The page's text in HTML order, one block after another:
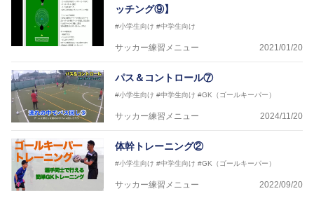
ッチング⑨】
#小学生向け #中学生向け
サッカー練習メニュー 2021/01/20
パス＆コントロール⑦
#小学生向け #中学生向け #GK（ゴールキーパー）
サッカー練習メニュー 2024/11/20
体幹トレーニング②
#小学生向け #中学生向け #GK（ゴールキーパー）
サッカー練習メニュー 2022/09/20